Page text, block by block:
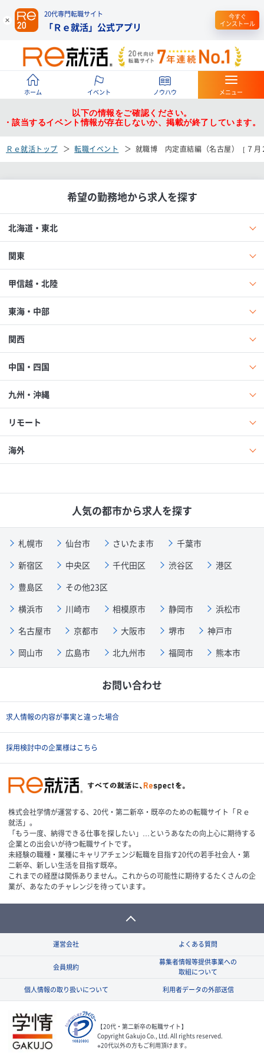
20代専門転職サイト
「Ｒｅ就活」公式アプリ
今すぐ
インストール
ホーム イベント ノウハウ メニュー
以下の情報をご確認ください。
・該当するイベント情報が存在しないか、掲載が終了しています。
Ｒｅ就活トップ 転職イベント 就職博 内定直結編（名古屋）［７月
希望の勤務地から求人を探す
北海道・東北
関東
甲信越・北陸
東海・中部
関西
中国・四国
九州・沖縄
リモート
海外
人気の都市から求人を探す
札幌市 仙台市 さいたま市
千葉市
新宿区
中央区 千代田区 渋谷区
港区
豊島区
その他23区
横浜市
川崎市 相模原市 静岡市
浜松市
名古屋市
京都市 大阪市 堺市
神戸市
岡山市
広島市 北九州市 福岡市 熊本市
お問い合わせ
求人情報の内容が事実と違った場合
採用検討中の企業様はこちら
株式会社学情が運営する、20代・第二新卒・既卒のための転職サイト「Ｒｅ
就活」。
「もう一度、納得できる仕事を探したい」…というあなたの向上心に期待する
企業との出会いが待つ転職サイトです。
未経験の職種・業種にキャリアチェンジ転職を目指す20代の若手社会人・第
二新卒、新しい生活を目指す既卒。
これまでの経歴は関係ありません。これからの可能性に期待するたくさんの企
業が、あなたのチャレンジを待っています。
運営会社 よくある質問
会員規約
募集者情報等提供事業への
取組について
個人情報の取り扱いについて
利用者データの外部送信
【20代・第二新卒の転職サイト】
Copyright Gakujo Co., Ltd. All rights reserved.
※20代以外の方もご利用頂けます。